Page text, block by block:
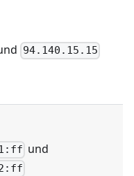
94.140.15.15
und